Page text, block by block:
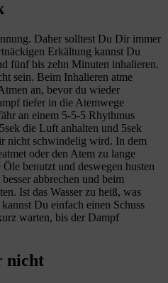
Daher solltest Du Dir immer
Erkältung kannst Du
fünf bis zehn Minuten inhalieren.
sein. Beim Inhalieren atme
an, bevor du wieder
tiefer in die Atemwege
an einem 5-5-5 Rhythmus
die Luft anhalten und 5sek
nicht schwindelig wird. In dem
oder den Atem zu lange
benutzt und deswegen husten
abbrechen und beim
Ist das Wasser zu heiß, was
Du einfach einen Schuss
warten, bis der Dampf
nicht